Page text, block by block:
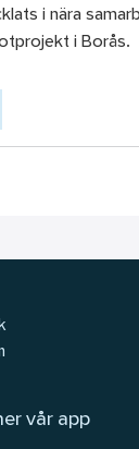
i nära
i Borås.
vår app